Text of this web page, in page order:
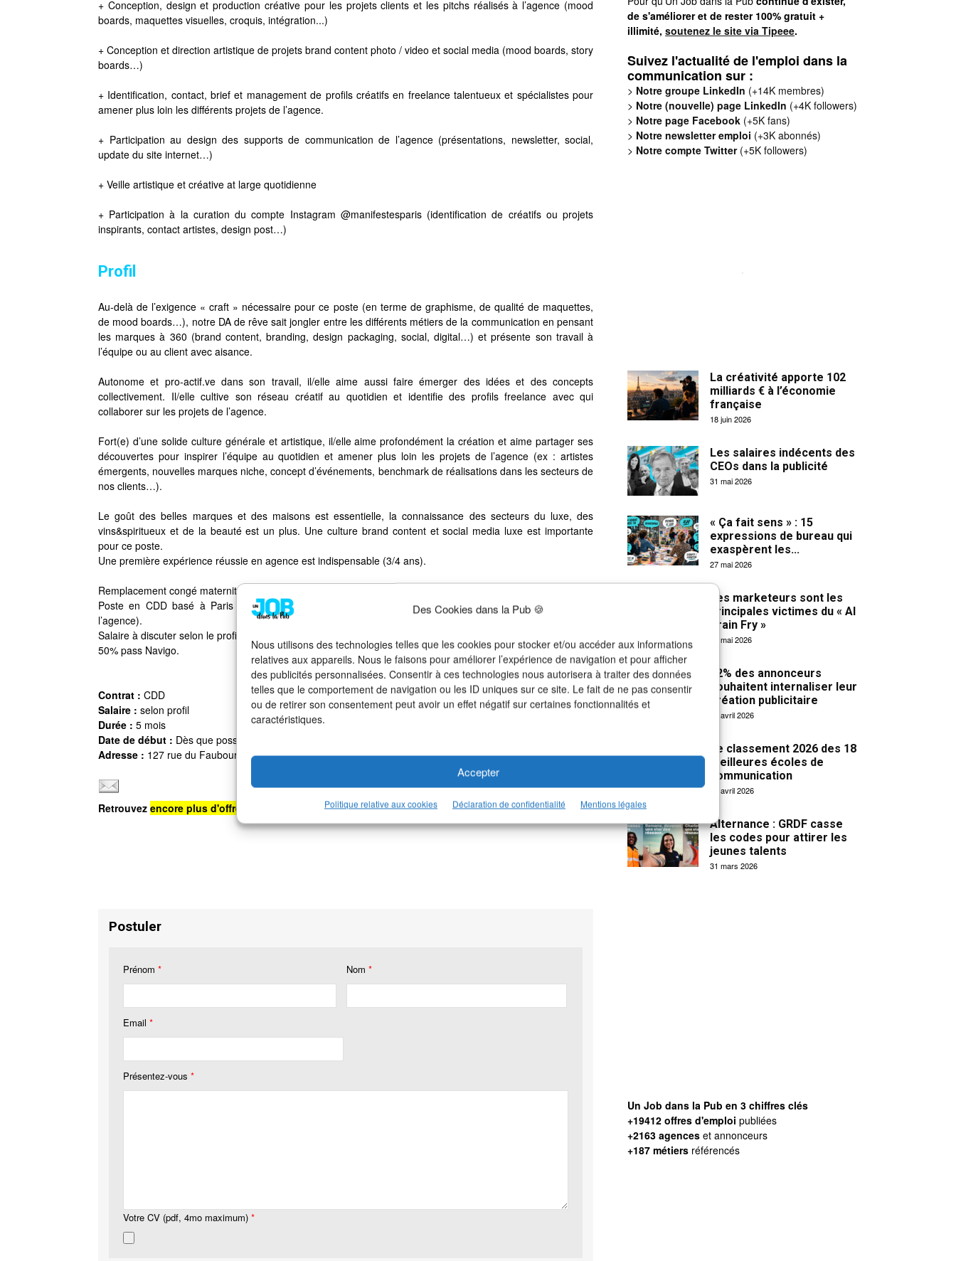
Des Cookies dans la Pub 🍪
Nous utilisons des technologies telles que les cookies pour stocker et/ou accéder aux informations
relatives aux appareils. Nous le faisons pour améliorer l’expérience de navigation et pour afficher
des publicités personnalisées. Consentir à ces technologies nous autorisera à traiter des données
telles que le comportement de navigation ou les ID uniques sur ce site. Le fait de ne pas consentir
ou de retirer son consentement peut avoir un effet négatif sur certaines fonctionnalités et
caractéristiques.
Accepter
Politique relative aux cookies Déclaration de confidentialité Mentions légales
+ Conception, design et production créative pour les projets clients et les pitchs réalisés à l’agence (mood
boards, maquettes visuelles, croquis, intégration...)
+ Conception et direction artistique de projets brand content photo / video et social media (mood boards, story
boards…)
+ Identification, contact, brief et management de profils créatifs en freelance talentueux et spécialistes pour
amener plus loin les différents projets de l’agence.
+ Participation au design des supports de communication de l’agence (présentations, newsletter, social,
update du site internet…)
+ Veille artistique et créative at large quotidienne
+ Participation à la curation du compte Instagram @manifestesparis (identification de créatifs ou projets
inspirants, contact artistes, design post…)
Profil
Au-delà de l’exigence « craft » nécessaire pour ce poste (en terme de graphisme, de qualité de maquettes,
de mood boards…), notre DA de rêve sait jongler entre les différents métiers de la communication en pensant
les marques à 360 (brand content, branding, design packaging, social, digital…) et présente son travail à
l’équipe ou au client avec aisance.
Autonome et pro-actif.ve dans son travail, il/elle aime aussi faire émerger des idées et des concepts
collectivement. Il/elle cultive son réseau créatif au quotidien et identifie des profils freelance avec qui
collaborer sur les projets de l’agence.
Fort(e) d’une solide culture générale et artistique, il/elle aime profondément la création et aime partager ses
découvertes pour inspirer l’équipe au quotidien et amener plus loin les projets de l’agence (ex : artistes
émergents, nouvelles marques niche, concept d’événements, benchmark de réalisations dans les secteurs de
nos clients…).
Le goût des belles marques et des maisons est essentielle, la connaissance des secteurs du luxe, des
vins&spiritueux et de la beauté est un plus. Une culture brand content et social media luxe est importante
pour ce poste.
Une première expérience réussie en agence est indispensable (3/4 ans).
Remplacement congé maternité.
Poste en CDD basé à Paris 9 dans un joli atelier (transformable en CDI selon évolution de l’activité à
l’agence).
Salaire à discuter selon le profil.
50% pass Navigo.
Contrat : CDD
Salaire : selon profil
Durée : 5 mois
Date de début : Dès que possible.
Adresse : 127 rue du Faubourg Poissonnière, 75009 Paris
Retrouvez encore plus d'offres d'emploi sur notre page LinkedIn >
Postuler
Prénom * Nom *
Email *
Présentez-vous *
Votre CV (pdf, 4mo maximum) *
de s'améliorer et de rester 100% gratuit +
illimité, soutenez le site via Tipeee.
Suivez l'actualité de l'emploi dans la
communication sur :
> Notre groupe LinkedIn (+14K membres)
> Notre (nouvelle) page LinkedIn (+4K followers)
> Notre page Facebook (+5K fans)
> Notre newsletter emploi (+3K abonnés)
> Notre compte Twitter(+5K followers)
La créativité apporte 102
milliards € à l’économie
française
18 juin 2026
Les salaires indécents des
CEOs dans la publicité
31 mai 2026
« Ça fait sens » : 15
expressions de bureau qui
exaspèrent les...
27 mai 2026
Les marketeurs sont les
principales victimes du « AI
Brain Fry »
19 mai 2026
32% des annonceurs
souhaitent internaliser leur
création publicitaire
15 avril 2026
Le classement 2026 des 18
meilleures écoles de
communication
14 avril 2026
Alternance : GRDF casse
les codes pour attirer les
jeunes talents
31 mars 2026
Un Job dans la Pub en 3 chiffres clés
+19412 offres d'emploi publiées
+2163 agences et annonceurs
+187 métiers référencés